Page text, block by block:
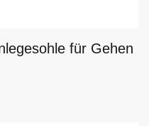
für Gehen